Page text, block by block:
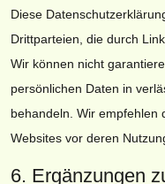
Diese
Drittparteien, die durch
Wir können nicht
persönlichen Daten in
behandeln. Wir empfehlen
Websites vor deren
6. Ergänzungen